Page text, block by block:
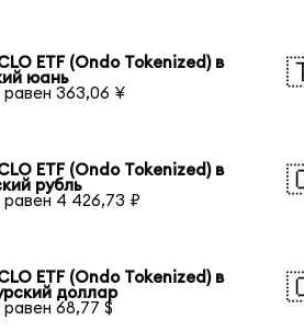
ETF (Ondo Tokenized) в
юань
равен 363,06 ¥
ETF (Ondo Tokenized) в
рубль
равен 4 426,73 ₽
ETF (Ondo Tokenized) в
доллар
равен 68,77 $